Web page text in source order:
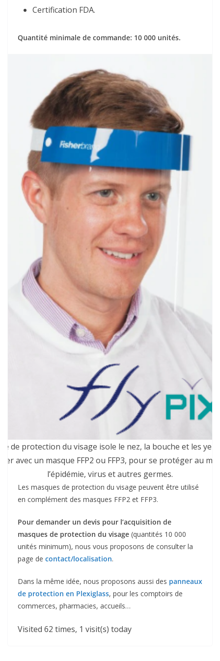
Certification FDA.
Quantité minimale de commande: 10 000 unités.
de protection du visage isole le nez, la bouche et les
avec un masque FFP2 ou FFP3, pour se protéger au
l’épidémie, virus et autres germes.
Les masques de protection du visage peuvent être utilisé
en complément des masques FFP2 et FFP3.
Pour demander un devis pour l’acquisition de
masques de protection du visage (quantités 10 000
unités minimum), nous vous proposons de consulter la
page de contact/localisation.
Dans la même idée, nous proposons aussi des panneaux
de protection en Plexiglass, pour les comptoirs de
commerces, pharmacies, accueils…
Visited 62 times, 1 visit(s) today